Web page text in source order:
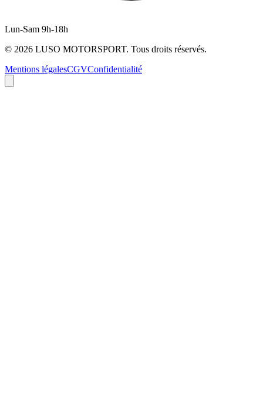
Lun-Sam 9h-18h
© 2026 LUSO MOTORSPORT. Tous droits réservés.
Mentions légalesCGVConfidentialité